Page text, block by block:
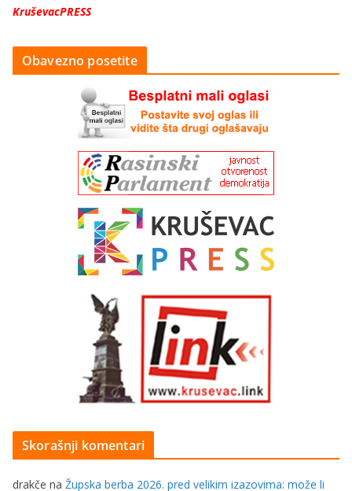
KruševacPRESS
Obavezno posetite
Skorašnji komentari
drakče na Župska berba 2026. pred velikim izazovima: može li